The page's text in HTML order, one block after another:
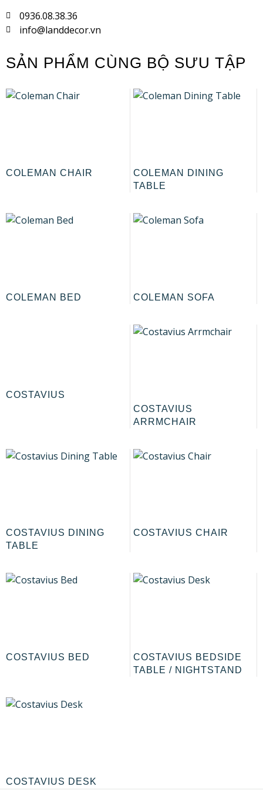
0936.08.38.36
info@landdecor.vn
SẢN PHẨM CÙNG BỘ SƯU TẬP
COLEMAN CHAIR
COLEMAN DINING
TABLE
COLEMAN BED COLEMAN SOFA
COSTAVIUS
COSTAVIUS
ARRMCHAIR
COSTAVIUS DINING
TABLE
COSTAVIUS CHAIR
COSTAVIUS BED
COSTAVIUS BEDSIDE
TABLE / NIGHTSTAND
COSTAVIUS DESK